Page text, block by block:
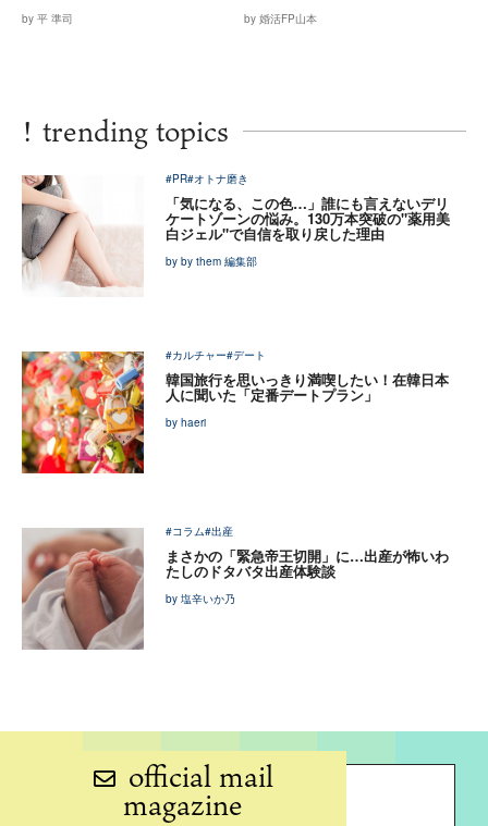
by 平 準司 by 婚活FP山本
! trending topics
#PR#オトナ磨き
「気になる、この色…」誰にも言えないデリ
ケートゾーンの悩み。130万本突破の"薬用美
白ジェル"で自信を取り戻した理由
by by them 編集部
#カルチャー#デート
韓国旅行を思いっきり満喫したい！在韓日本
人に聞いた「定番デートプラン」
by haeri
#コラム#出産
まさかの「緊急帝王切開」に…出産が怖いわ
たしのドタバタ出産体験談
by 塩辛いか乃
official mail
magazine